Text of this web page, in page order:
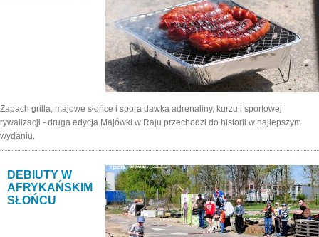
Zapach grilla, majowe słońce i spora dawka adrenaliny, kurzu i sportowej
rywalizacji - druga edycja Majówki w Raju przechodzi do historii w najlepszym
wydaniu.
DEBIUTY W
AFRYKAŃSKIM
SŁOŃCU